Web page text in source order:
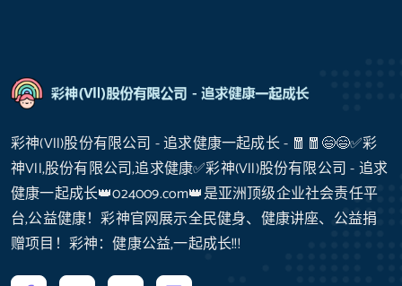
彩神(Vll)股份有限公司 - 追求健康一起成长 - 🧧🧧😄😄✅彩
神Vll,股份有限公司,追求健康✅彩神(Vll)股份有限公司 - 追求
健康一起成长👑024009.com👑是亚洲顶级企业社会责任平
台,公益健康！彩神官网展示全民健身、健康讲座、公益捐
赠项目！彩神：健康公益,一起成长!!!